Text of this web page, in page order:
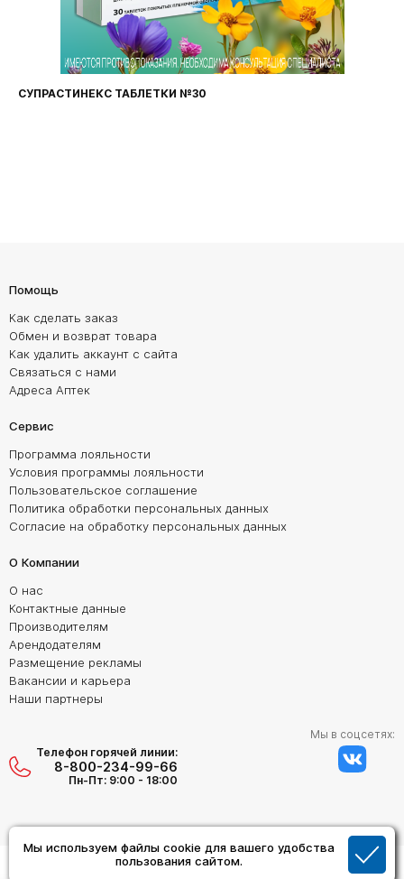
Мы используем файлы cookie для вашего удобства
пользования сайтом.
СУПРАСТИНЕКС ТАБЛЕТКИ №30
Помощь
Как сделать заказ
Обмен и возврат товара
Как удалить аккаунт с сайта
Связаться с нами
Адреса Аптек
Сервис
Программа лояльности
Условия программы лояльности
Пользовательское соглашение
Политика обработки персональных данных
Согласие на обработку персональных данных
О Компании
О нас
Контактные данные
Производителям
Арендодателям
Размещение рекламы
Вакансии и карьера
Наши партнеры
Телефон горячей линии:
8-800-234-99-66
Пн-Пт: 9:00 - 18:00
Мы в соцсетях: